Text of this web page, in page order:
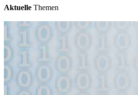
Aktuelle Themen